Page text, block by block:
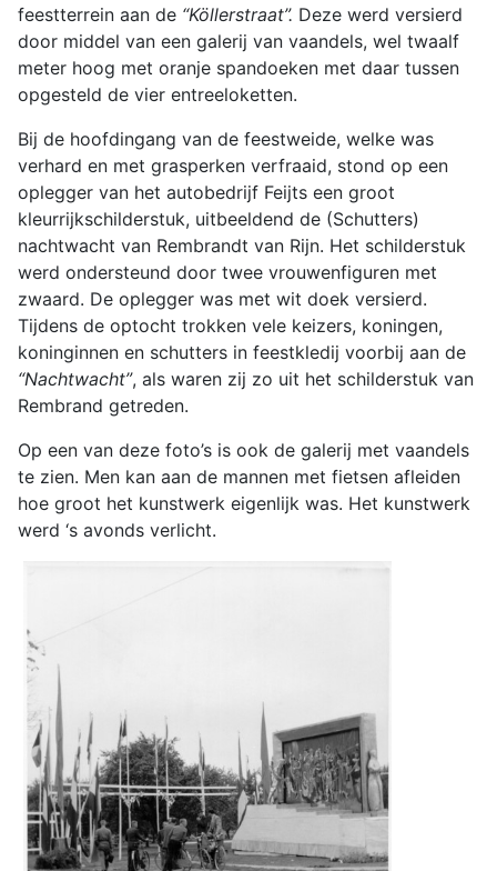
feestterrein aan de “Köllerstraat”. Deze werd versierd
door middel van een galerij van vaandels, wel twaalf
meter hoog met oranje spandoeken met daar tussen
opgesteld de vier entreeloketten.
Bij de hoofdingang van de feestweide, welke was
verhard en met grasperken verfraaid, stond op een
oplegger van het autobedrijf Feijts een groot
kleurrijkschilderstuk, uitbeeldend de (Schutters)
nachtwacht van Rembrandt van Rijn. Het schilderstuk
werd ondersteund door twee vrouwenfiguren met
zwaard. De oplegger was met wit doek versierd.
Tijdens de optocht trokken vele keizers, koningen,
koninginnen en schutters in feestkledij voorbij aan de
“Nachtwacht”, als waren zij zo uit het schilderstuk van
Rembrand getreden.
Op een van deze foto’s is ook de galerij met vaandels
te zien. Men kan aan de mannen met fietsen afleiden
hoe groot het kunstwerk eigenlijk was. Het kunstwerk
werd ‘s avonds verlicht.